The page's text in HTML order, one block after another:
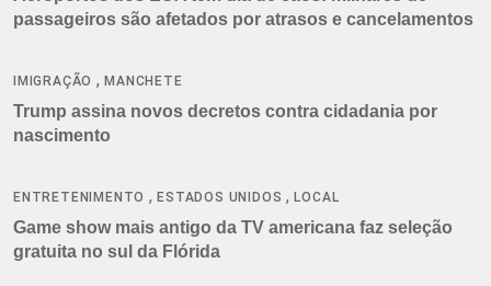
passageiros são afetados por atrasos e cancelamentos
IMIGRAÇÃO ,MANCHETE
Trump assina novos decretos contra cidadania por
nascimento
ENTRETENIMENTO ,ESTADOS UNIDOS ,LOCAL
Game show mais antigo da TV americana faz seleção
gratuita no sul da Flórida